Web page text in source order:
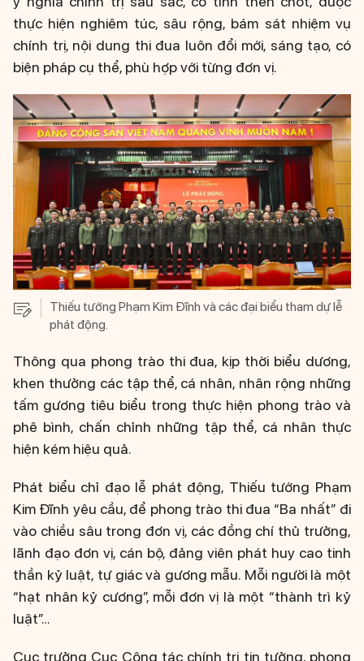
thực hiện nghiêm túc, sâu rộng, bám sát nhiệm vụ
chính trị, nội dung thi đua luôn đổi mới, sáng tạo, có
biện pháp cụ thể, phù hợp với từng đơn vị.
Thiếu tướng Phạm Kim Đĩnh và các đại biểu tham dự lễ
phát động.
Thông qua phong trào thi đua, kịp thời biểu dương,
khen thưởng các tập thể, cá nhân, nhân rộng những
tấm gương tiêu biểu trong thực hiện phong trào và
phê bình, chấn chỉnh những tập thể, cá nhân thực
hiện kém hiệu quả.
Phát biểu chỉ đạo lễ phát động, Thiếu tướng Phạm
Kim Đĩnh yêu cầu, để phong trào thi đua “Ba nhất” đi
vào chiều sâu trong đơn vị, các đồng chí thủ trưởng,
lãnh đạo đơn vị, cán bộ, đảng viên phát huy cao tinh
thần kỷ luật, tự giác và gương mẫu. Mỗi người là một
“hạt nhân kỷ cương”, mỗi đơn vị là một “thành trì kỷ
luật”…
Cục trưởng Cục Công tác chính trị tin tưởng, phong